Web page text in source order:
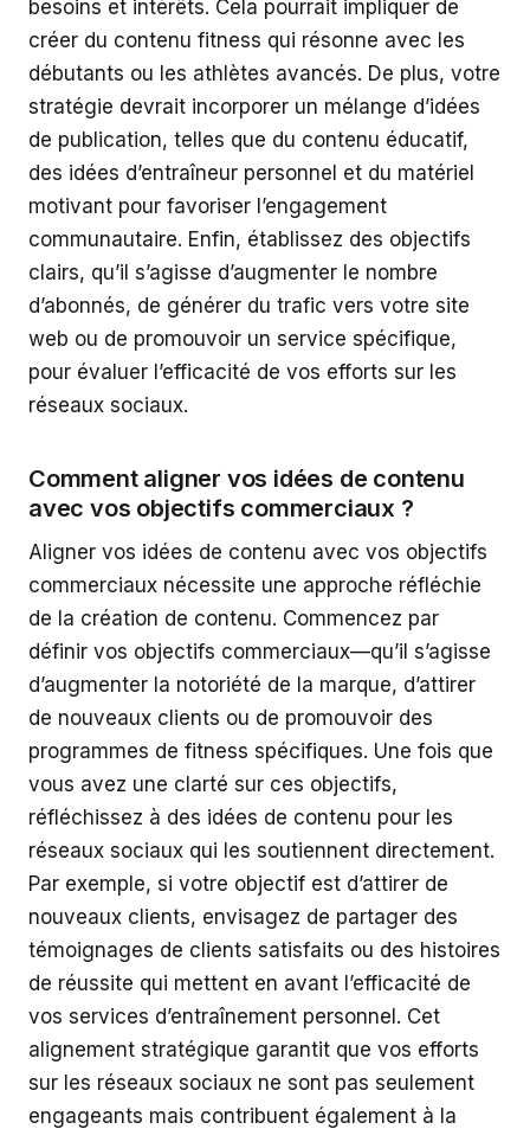
besoins et intérêts. Cela pourrait impliquer de
créer du contenu fitness qui résonne avec les
débutants ou les athlètes avancés. De plus, votre
stratégie devrait incorporer un mélange d’idées
de publication, telles que du contenu éducatif,
des idées d’entraîneur personnel et du matériel
motivant pour favoriser l’engagement
communautaire. Enfin, établissez des objectifs
clairs, qu’il s’agisse d’augmenter le nombre
d’abonnés, de générer du trafic vers votre site
web ou de promouvoir un service spécifique,
pour évaluer l’efficacité de vos efforts sur les
réseaux sociaux.
Comment aligner vos idées de contenu
avec vos objectifs commerciaux ?
Aligner vos idées de contenu avec vos objectifs
commerciaux nécessite une approche réfléchie
de la création de contenu. Commencez par
définir vos objectifs commerciaux—qu’il s’agisse
d’augmenter la notoriété de la marque, d’attirer
de nouveaux clients ou de promouvoir des
programmes de fitness spécifiques. Une fois que
vous avez une clarté sur ces objectifs,
réfléchissez à des idées de contenu pour les
réseaux sociaux qui les soutiennent directement.
Par exemple, si votre objectif est d’attirer de
nouveaux clients, envisagez de partager des
témoignages de clients satisfaits ou des histoires
de réussite qui mettent en avant l’efficacité de
vos services d’entraînement personnel. Cet
alignement stratégique garantit que vos efforts
sur les réseaux sociaux ne sont pas seulement
engageants mais contribuent également à la